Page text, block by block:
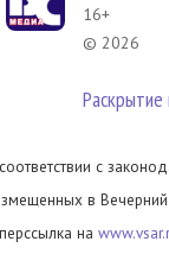
16+
© 2026
с
в Вечерний
на